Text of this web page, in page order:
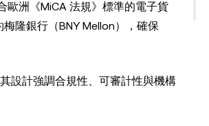
歐洲《MiCA 法規》標準的電子貨
隆銀行（BNY Mellon），確保
設計強調合規性、可審計性與機構